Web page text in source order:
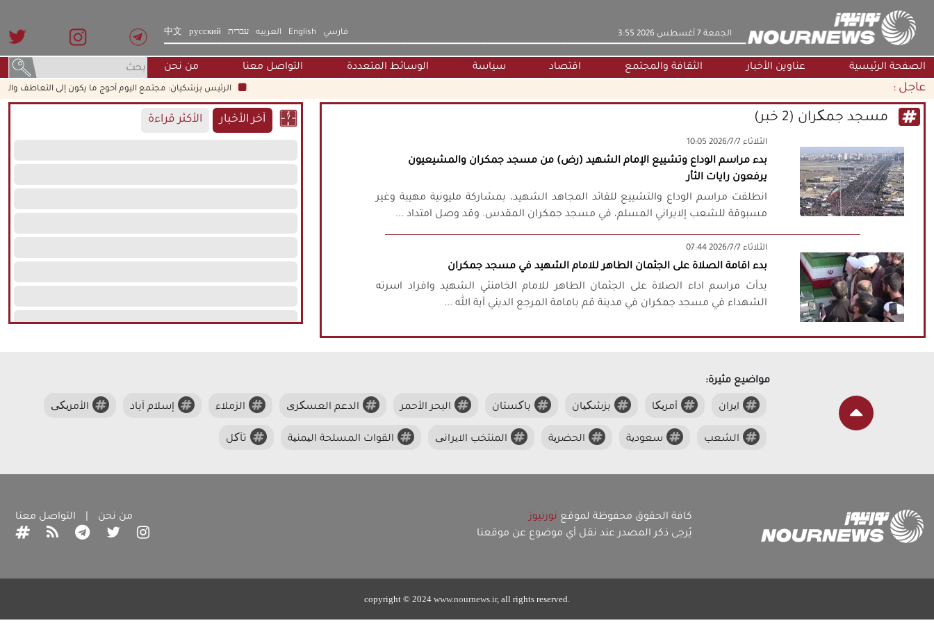
‫‫الجمعة‬‬ 7 أغسطس 2026 3:55 فارسي English العربيه עברית русский
中文
الصفحة الرئيسية عناوين الأخبار الثقافة والمجتمع اقتصاد سياسة الوسائط المتعددة التواصل معنا من نحن
عاجل : الرئيس بزشكيان: مجتمع اليوم أحوج ما يكون إلى التعاطف
مسجد جمکران (2 خبر)
‫‫الثلاثاء‬‬ 2026/7/7 10:05
بدء مراسم الوداع وتشييع الإمام الشهيد (رض) من مسجد جمكران والمشيعيون
يرفعون رايات الثأر
انطلقت مراسم الوداع والتشييع للقائد المجاهد الشهيد، بمشاركة مليونية مهيبة وغير
مسبوقة للشعب إلايراني المسلم، في مسجد جمكران المقدس. وقد وصل امتداد ...
‫‫الثلاثاء‬‬ 2026/7/7 07:44
بدء اقامة الصلاة على الجثمان الطاهر للامام الشهيد في مسجد جمكران
بدأت مراسم اداء الصلاة على الجثمان الطاهر للامام الخامنئي الشهيد وافراد اسرته
الشهداء في مسجد جمكران في مدينة قم بامامة المرجع الديني آية الله ...
آخر الأخبار الأكثر قراءة
مواضيع مثيرة:
ایران أمریکا بزشکیان باکستان البحر الأحمر الدعم العسکری الزملاء إسلام آباد الأمریکی
الشعب سعودیة الحضریة المنتخب الایرانی القوات المسلحة الیمنیة تآکل
كافة الحقوق محفوظة لموقع نورنيوز
يُرجى ذكر المصدر عند نقل أي موضوع عن موقعنا
من نحن التواصل معنا
copyright © 2024 www.nournews.ir, all rights reserved.